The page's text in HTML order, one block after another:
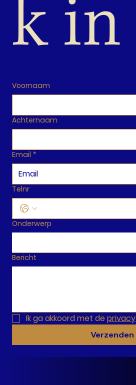
k in
Voornaam
Achternaam
Email *
Telnr
Onderwerp
Bericht
Ik ga akkoord met de privacy
Verzenden